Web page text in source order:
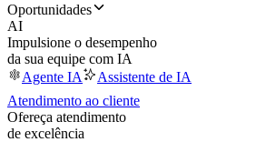
Oportunidades
AI
Impulsione o desempenho
da sua equipe com IA
Agente IA
Assistente de IA
Atendimento ao cliente
Ofereça atendimento
de excelência